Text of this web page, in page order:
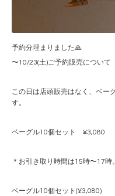
予約分埋まりました🙏
〜10/23(土)ご予約販売について
この日は店頭販売はなく、ベー
す。
ベーグル10個セット ¥3,080
＊お引き取り時間は15時〜17時
ベーグル10個セット(¥3,080)